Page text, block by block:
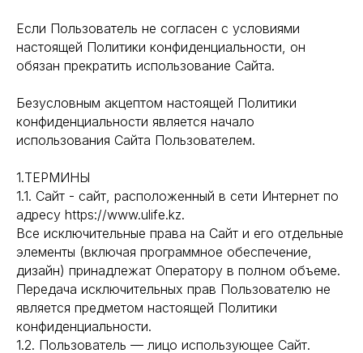
Если Пользователь не согласен с условиями
настоящей Политики конфиденциальности, он
обязан прекратить использование Сайта.
Безусловным акцептом настоящей Политики
конфиденциальности является начало
использования Сайта Пользователем.
1.ТЕРМИНЫ
1.1. Сайт - сайт, расположенный в сети Интернет по
адресу https://www.ulife.kz.
Все исключительные права на Сайт и его отдельные
элементы (включая программное обеспечение,
дизайн) принадлежат Оператору в полном объеме.
Передача исключительных прав Пользователю не
является предметом настоящей Политики
конфиденциальности.
1.2. Пользователь — лицо использующее Сайт.